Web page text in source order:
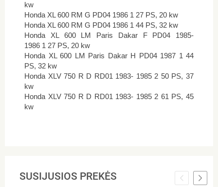
kw
Honda XL 600 RM G PD04 1986 1 27 PS, 20 kw
Honda XL 600 RM G PD04 1986 1 44 PS, 32 kw
Honda XL 600 LM Paris Dakar F PD04 1985-
1986 1 27 PS, 20 kw
Honda XL 600 LM Paris Dakar H PD04 1987 1 44
PS, 32 kw
Honda XLV 750 R D RD01 1983- 1985 2 50 PS, 37
kw
Honda XLV 750 R D RD01 1983- 1985 2 61 PS, 45
kw
SUSIJUSIOS PREKĖS